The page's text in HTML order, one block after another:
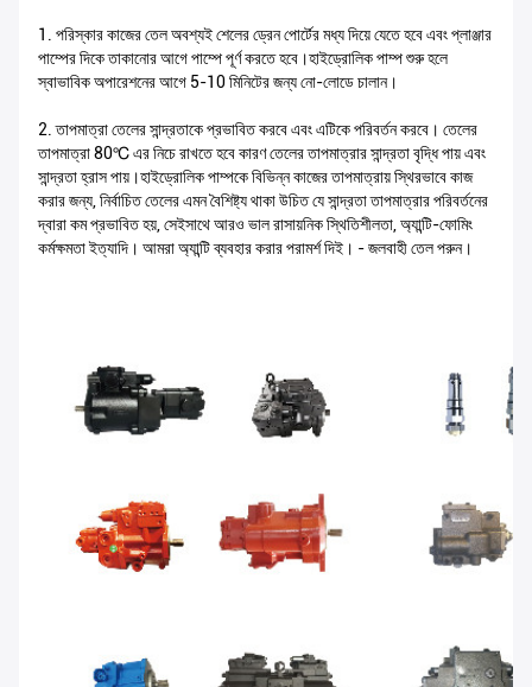
1. পরিস্কার কাজের তেল অবশ্যই শেলের ড্রেন পোর্টের মধ্য দিয়ে যেতে হবে এবং প্লাঞ্জার
পাম্পের দিকে তাকানোর আগে পাম্পে পূর্ণ করতে হবে।হাইড্রোলিক পাম্প শুরু হলে
স্বাভাবিক অপারেশনের আগে 5-10 মিনিটের জন্য নো-লোডে চালান।
2. তাপমাত্রা তেলের সান্দ্রতাকে প্রভাবিত করবে এবং এটিকে পরিবর্তন করবে। তেলের
তাপমাত্রা 80℃ এর নিচে রাখতে হবে কারণ তেলের তাপমাত্রার সান্দ্রতা বৃদ্ধি পায় এবং
সান্দ্রতা হ্রাস পায়।হাইড্রোলিক পাম্পকে বিভিন্ন কাজের তাপমাত্রায় স্থিরভাবে কাজ
করার জন্য, নির্বাচিত তেলের এমন বৈশিষ্ট্য থাকা উচিত যে সান্দ্রতা তাপমাত্রার পরিবর্তনের
দ্বারা কম প্রভাবিত হয়, সেইসাথে আরও ভাল রাসায়নিক স্থিতিশীলতা, অ্যান্টি-ফোমিং
কর্মক্ষমতা ইত্যাদি। আমরা অ্যান্টি ব্যবহার করার পরামর্শ দিই। - জলবাহী তেল পরুন।